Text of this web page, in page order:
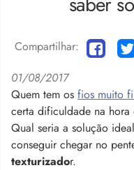
Compartilhar:
01/08/2017
Quem tem os fios muito
certa dificuldade na hora
Qual seria a solução
conseguir chegar no
texturizador.